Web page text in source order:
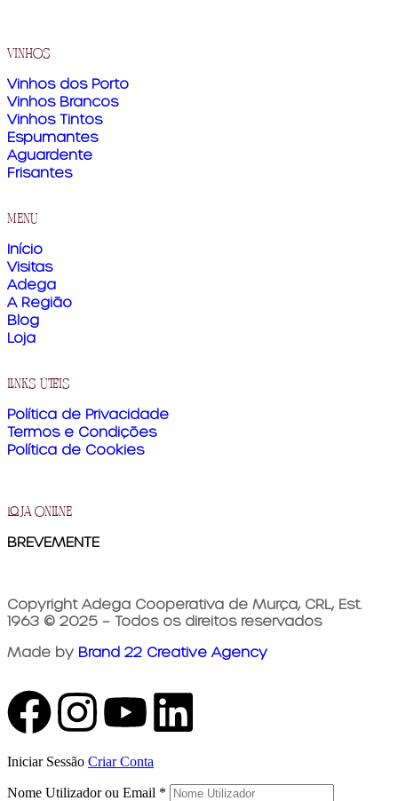
vinhos
Vinhos dos Porto
Vinhos Brancos
Vinhos Tintos
Espumantes
Aguardente
Frisantes
menu
Início
Visitas
Adega
A Região
Blog
Loja
links úteis
Política de Privacidade
Termos e Condições
Política de Cookies
loja online
BREVEMENTE
Copyright Adega Cooperativa de Murça, CRL, Est.
1963 © 2025 – Todos os direitos reservados
Made by Brand 22 Creative Agency
Iniciar Sessão Criar Conta
Nome Utilizador ou Email *